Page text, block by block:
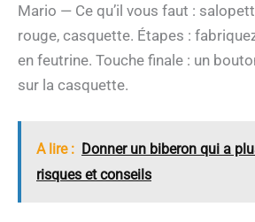
Mario — Ce qu’il vous faut :
rouge, casquette. Étapes :
en feutrine. Touche finale : un
sur la casquette.
A lire : Donner un biberon qui a
risques et conseils